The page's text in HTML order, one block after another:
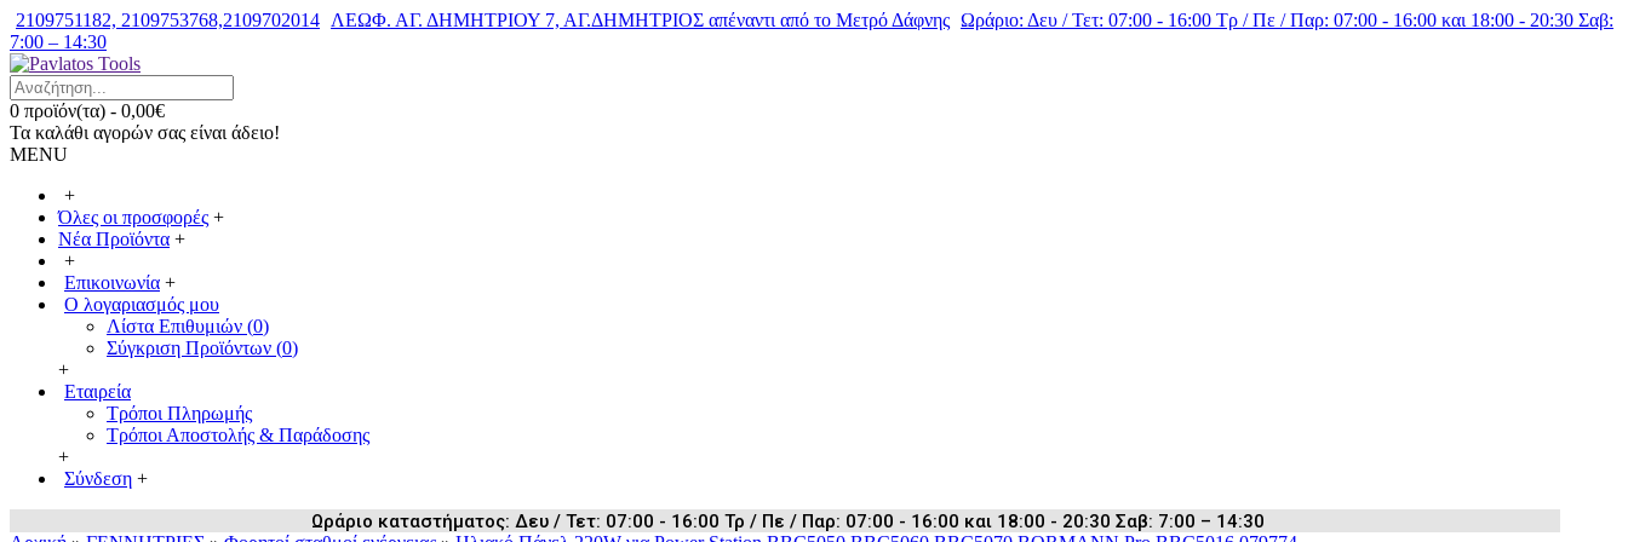
2109751182, 2109753768,2109702014 ΛΕΩΦ. ΑΓ. ΔΗΜΗΤΡΙΟΥ 7, ΑΓ.ΔΗΜΗΤΡΙΟΣ απέναντι από το Μετρό Δάφνης Ωράριο: Δευ / Τετ: 07:00 - 16:00 Τρ / Πε / Παρ: 07:00 - 16:00 και 18:00 - 20:30 Σαβ:
7:00 – 14:30
0 προϊόν(τα) - 0,00€
Τα καλάθι αγορών σας είναι άδειο!
MENU
+
Όλες οι προσφορές +
Νέα Προϊόντα +
+
Επικοινωνία +
Ο λογαριασμός μου
Λίστα Επιθυμιών (0)
Σύγκριση Προϊόντων (0)
+
Εταιρεία
Τρόποι Πληρωμής
Τρόποι Αποστολής & Παράδοσης
+
Σύνδεση +
Ωράριο καταστήματος: Δευ / Τετ: 07:00 - 16:00 Τρ / Πε / Παρ: 07:00 - 16:00 και 18:00 - 20:30 Σαβ: 7:00 – 14:30